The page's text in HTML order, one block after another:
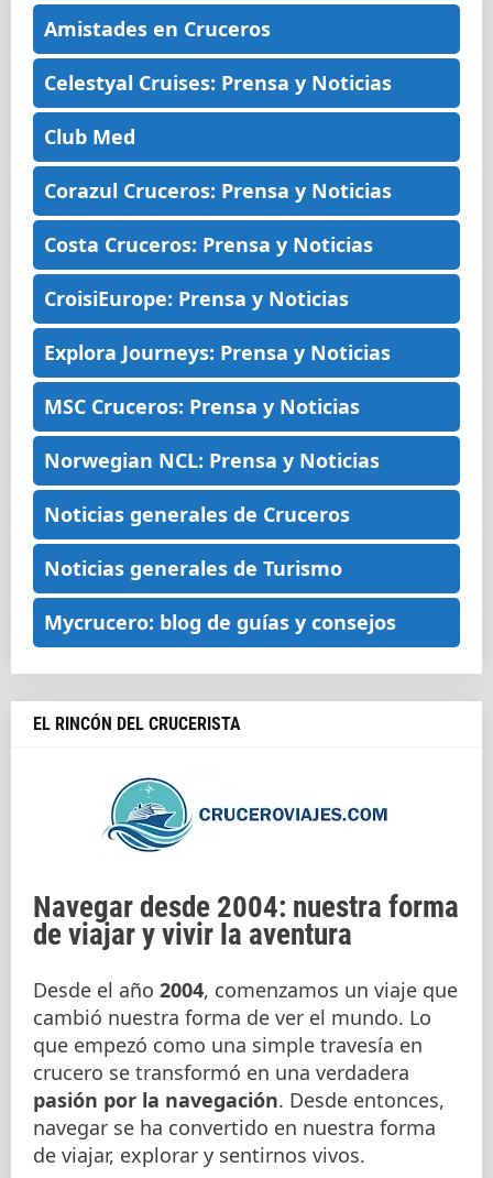
Amistades en Cruceros
Celestyal Cruises: Prensa y Noticias
Club Med
Corazul Cruceros: Prensa y Noticias
Costa Cruceros: Prensa y Noticias
CroisiEurope: Prensa y Noticias
Explora Journeys: Prensa y Noticias
MSC Cruceros: Prensa y Noticias
Norwegian NCL: Prensa y Noticias
Noticias generales de Cruceros
Noticias generales de Turismo
Mycrucero: blog de guías y consejos
EL RINCÓN DEL CRUCERISTA
Navegar desde 2004: nuestra forma
de viajar y vivir la aventura
Desde el año 2004, comenzamos un viaje que
cambió nuestra forma de ver el mundo. Lo
que empezó como una simple travesía en
crucero se transformó en una verdadera
pasión por la navegación. Desde entonces,
navegar se ha convertido en nuestra forma
de viajar, explorar y sentirnos vivos.